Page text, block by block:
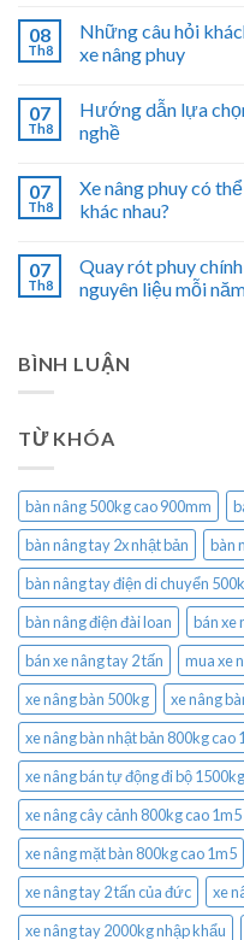
08
Th8
Những câu hỏi
xe nâng phuy
07
Th8
Hướng dẫn lựa
nghề
07
Th8
Xe nâng phuy có
khác nhau?
07
Th8
Quay rót phuy
nguyên liệu mỗi
BÌNH LUẬN
TỪ KHÓA
bàn nâng 500kg cao 900mm
bàn nâng tay 2x nhật bản
bàn
bàn nâng tay điện di chuyển
bàn nâng điện đài loan
bán xe
bán xe nâng tay 2 tấn
mua xe
xe nâng bàn 500kg
xe nâng
xe nâng bàn nhật bản 800kg cao
xe nâng bán tự động đi bộ
xe nâng cây cảnh 800kg cao 1m5
xe nâng mặt bàn 800kg cao 1m5
xe nâng tay 2 tấn của đức
xe
xe nâng tay 2000kg nhập khẩu